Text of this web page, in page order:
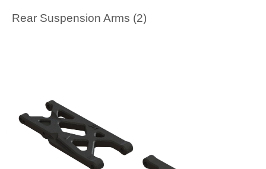
Rear Suspension Arms (2)